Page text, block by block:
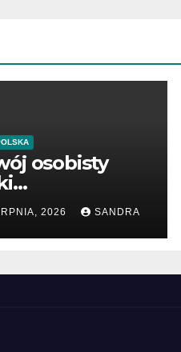
osobisty
2026 SANDRA